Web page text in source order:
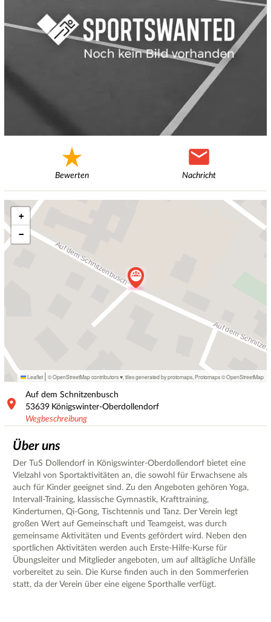
Bewerten Nachricht
+
−
Leaflet | © OpenStreetMap contributors ♥, tiles generated by protomaps Protomaps©OpenStreetMap
Auf dem Schnitzenbusch
53639 Königswinter-Oberdollendorf
Wegbeschreibung
Über uns
Der TuS Dollendorf in Königswinter-Oberdollendorf bietet eine
Vielzahl von Sportaktivitäten an, die sowohl für Erwachsene als
auch für Kinder geeignet sind. Zu den Angeboten gehören Yoga,
Intervall-Training, klassische Gymnastik, Krafttraining,
Kinderturnen, Qi-Gong, Tischtennis und Tanz. Der Verein legt
großen Wert auf Gemeinschaft und Teamgeist, was durch
gemeinsame Aktivitäten und Events gefördert wird. Neben den
sportlichen Aktivitäten werden auch Erste-Hilfe-Kurse für
Übungsleiter und Mitglieder angeboten, um auf alltägliche Unfälle
vorbereitet zu sein. Die Kurse finden auch in den Sommerferien
statt, da der Verein über eine eigene Sporthalle verfügt.